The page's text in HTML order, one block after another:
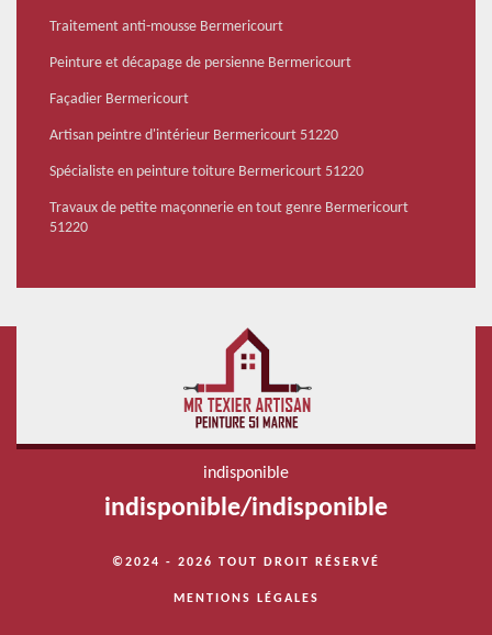
Traitement anti-mousse Bermericourt
Peinture et décapage de persienne Bermericourt
Façadier Bermericourt
Artisan peintre d'intérieur Bermericourt 51220
Spécialiste en peinture toiture Bermericourt 51220
Travaux de petite maçonnerie en tout genre Bermericourt
51220
indisponible
indisponible/indisponible
©2024 - 2026 TOUT DROIT RÉSERVÉ
MENTIONS LÉGALES